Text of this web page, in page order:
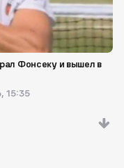
Фонсеку и вышел в
15:35